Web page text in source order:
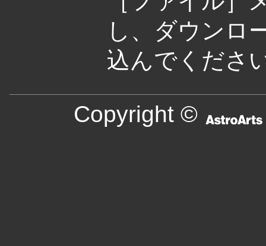
し、ダウンロ
込んでくださ
Copyright ©